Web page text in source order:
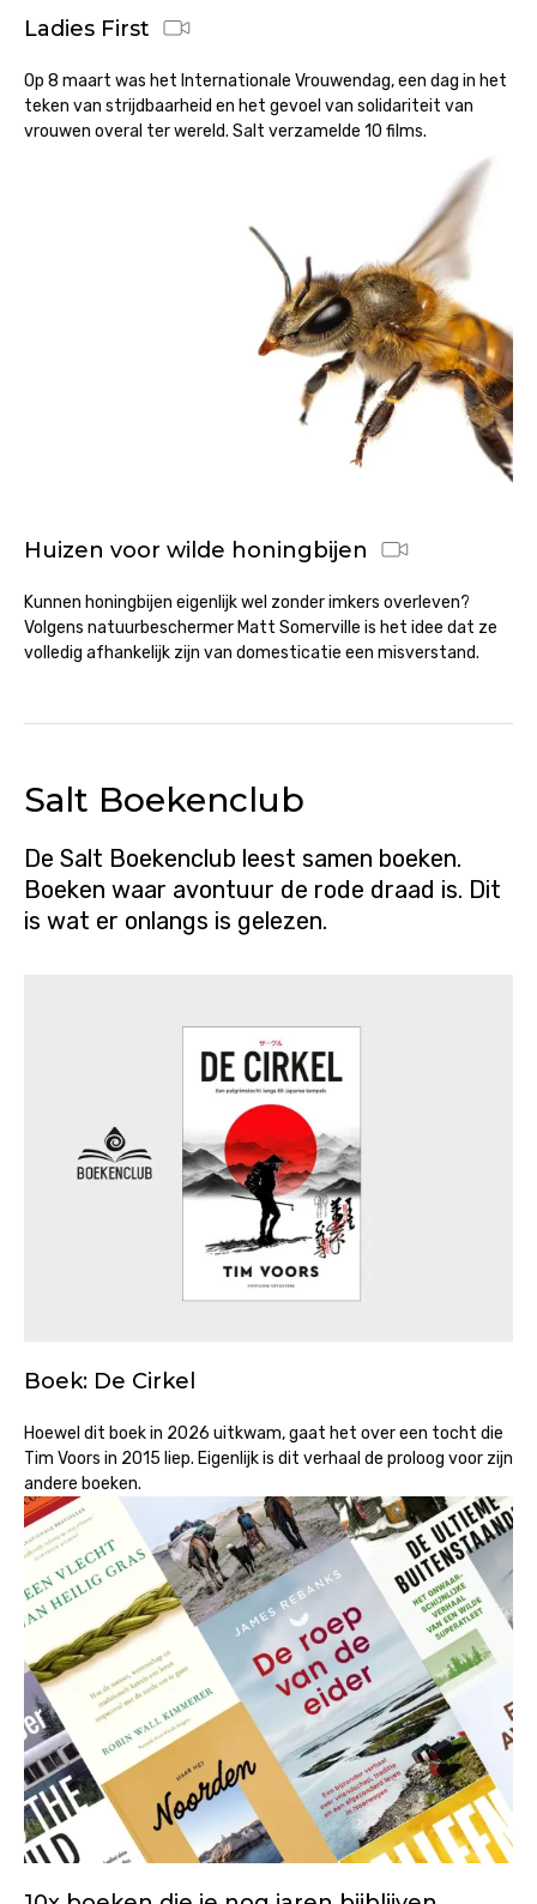
Ladies First
Op 8 maart was het Internationale Vrouwendag, een dag in het
teken van strijdbaarheid en het gevoel van solidariteit van
vrouwen overal ter wereld. Salt verzamelde 10 films.
Huizen voor wilde honingbijen
Kunnen honingbijen eigenlijk wel zonder imkers overleven?
Volgens natuurbeschermer Matt Somerville is het idee dat ze
volledig afhankelijk zijn van domesticatie een misverstand.
Salt Boekenclub
De Salt Boekenclub leest samen boeken.
Boeken waar avontuur de rode draad is. Dit
is wat er onlangs is gelezen.
Boek: De Cirkel
Hoewel dit boek in 2026 uitkwam, gaat het over een tocht die
Tim Voors in 2015 liep. Eigenlijk is dit verhaal de proloog voor zijn
andere boeken.